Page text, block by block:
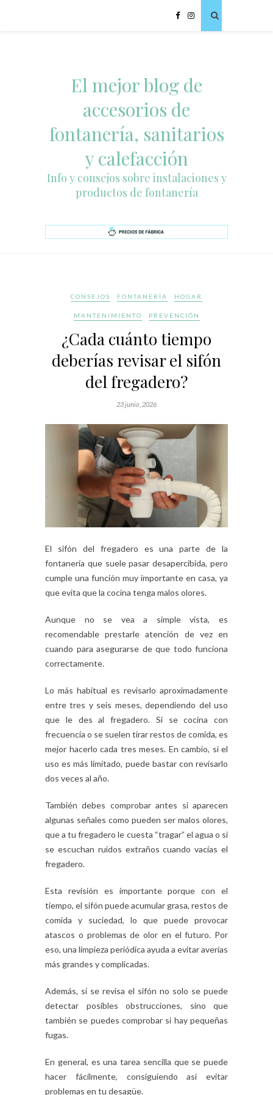
El mejor blog de
accesorios de
fontanería, sanitarios
y calefacción
Info y consejos sobre instalaciones y
productos de fontanería
CONSEJOS FONTANERÍA HOGAR
MANTENIMIENTO PREVENCIÓN
¿Cada cuánto tiempo
deberías revisar el sifón
del fregadero?
23 junio, 2026
El sifón del fregadero es una parte de la
fontanería que suele pasar desapercibida, pero
cumple una función muy importante en casa, ya
que evita que la cocina tenga malos olores.
Aunque no se vea a simple vista, es
recomendable prestarle atención de vez en
cuando para asegurarse de que todo funciona
correctamente.
Lo más habitual es revisarlo aproximadamente
entre tres y seis meses, dependiendo del uso
que le des al fregadero. Si se cocina con
frecuencia o se suelen tirar restos de comida, es
mejor hacerlo cada tres meses. En cambio, si el
uso es más limitado, puede bastar con revisarlo
dos veces al año.
También debes comprobar antes si aparecen
algunas señales como pueden ser malos olores,
que a tu fregadero le cuesta “tragar” el agua o si
se escuchan ruidos extraños cuando vacías el
fregadero.
Esta revisión es importante porque con el
tiempo, el sifón puede acumular grasa, restos de
comida y suciedad, lo que puede provocar
atascos o problemas de olor en el futuro. Por
eso, una limpieza periódica ayuda a evitar averías
más grandes y complicadas.
Además, si se revisa el sifón no solo se puede
detectar posibles obstrucciones, sino que
también se puedes comprobar si hay pequeñas
fugas.
En general, es una tarea sencilla que se puede
hacer fácilmente, consiguiendo así evitar
problemas en tu desagüe.